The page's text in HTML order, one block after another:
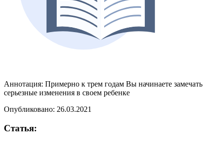
Аннотация: Примерно к трем годам Вы начинаете замечать
серьезные изменения в своем ребенке
Опубликовано: 26.03.2021
Статья: